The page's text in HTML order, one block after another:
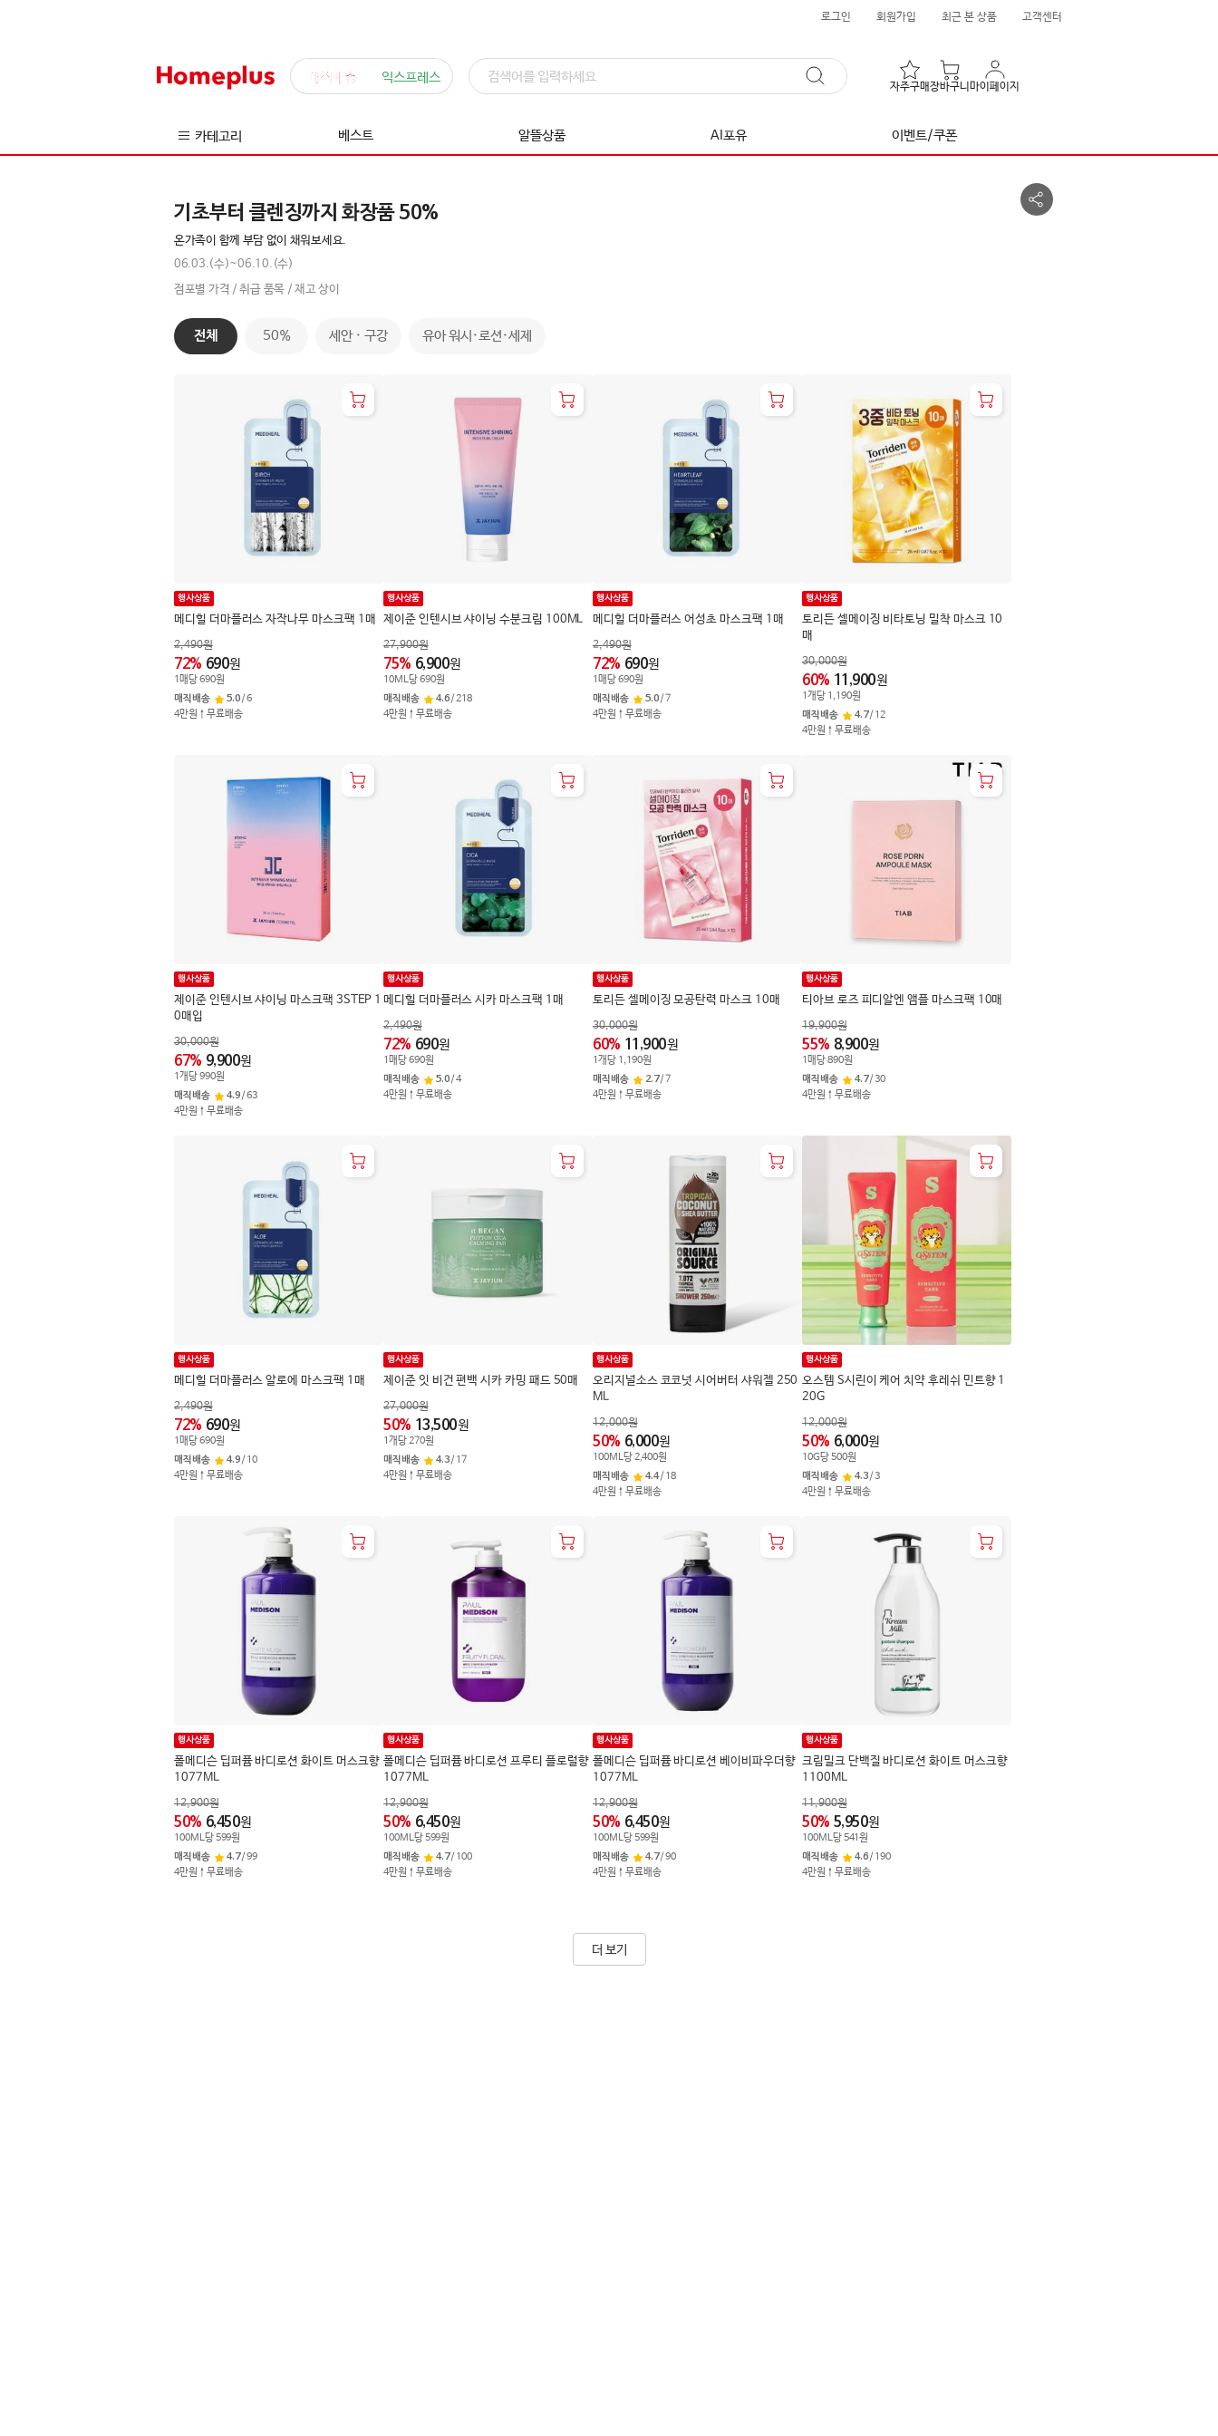
로그인 회원가입 최근 본 상품 고객센터
매직배송 익스프레스
자주구매장바구니 마이페이지
카테고리 베스트 알뜰상품 AI포유 이벤트/쿠폰
기초부터 클렌징까지 화장품 50%
온가족이 함께 부담 없이 채워보세요.
06.03.(수)~06.10.(수)
점포별 가격 / 취급 품목 / 재고 상이
공
유
전체 50% 세안 · 구강 유아 워시·로션·세제
메디힐 더마플러스 자작나무 마스크팩 1매
행사상품
2,490원
72% 690원
1 매당690원
매직배송
5.0/6
4만원↑무료배송
제이준 인텐시브 샤이닝 수분크림 100ML
행사상품
27,900원
75% 6,900원
10ML당690원
매직배송
4.6/218
4만원↑무료배송
메디힐 더마플러스 어성초 마스크팩 1매
행사상품
2,490원
72% 690원
1 매당690원
매직배송
5.0/7
4만원↑무료배송
토리든 셀메이징 비타토닝 밀착 마스크 10
매
행사상품
30,000원
60% 11,900원
1 개당 1,190원
매직배송
4.7/ 12
4만원↑무료배송
제이준 인텐시브 샤이닝 마스크팩 3STEP 1
0매입
행사상품
30,000원
67% 9,900원
1 개당990원
매직배송
4.9/63
4만원↑무료배송
메디힐 더마플러스 시카 마스크팩 1매
행사상품
2,490원
72% 690원
1 매당690원
매직배송
5.0/4
4만원↑무료배송
토리든 셀메이징 모공탄력 마스크 10매
행사상품
30,000원
60% 11,900원
1 개당 1,190원
매직배송
2.7/7
4만원↑무료배송
티아브 로즈 피디알엔 앰플 마스크팩 10매
행사상품
19,900원
55% 8,900원
1 매당890원
매직배송
4.7/30
4만원↑무료배송
메디힐 더마플러스 알로에 마스크팩 1매
행사상품
2,490원
72% 690원
1 매당690원
매직배송
4.9/ 10
4만원↑무료배송
제이준 잇 비건 편백 시카 카밍 패드 50매
행사상품
27,000원
50% 13,500원
1 개당270원
매직배송
4.3/ 17
4만원↑무료배송
오리지널소스 코코넛 시어버터 샤워젤 250
ML
행사상품
12,000원
50% 6,000원
100ML당2,400원
매직배송
4.4/ 18
4만원↑무료배송
오스템 S시린이 케어 치약 후레쉬 민트향 1
20G
행사상품
12,000원
50% 6,000원
10G당500원
매직배송
4.3/3
4만원↑무료배송
폴메디슨 딥퍼퓸 바디로션 화이트 머스크향
1077ML
행사상품
12,900원
50% 6,450원
100ML당599원
매직배송
4.7/99
4만원↑무료배송
폴메디슨 딥퍼퓸 바디로션 프루티 플로럴향
1077ML
행사상품
12,900원
50% 6,450원
100ML당599원
매직배송
4.7/ 100
4만원↑무료배송
폴메디슨 딥퍼퓸 바디로션 베이비파우더향
1077ML
행사상품
12,900원
50% 6,450원
100ML당599원
매직배송
4.7/90
4만원↑무료배송
크림밀크 단백질 바디로션 화이트 머스크향
1100ML
행사상품
11,900원
50% 5,950원
100ML당541원
매직배송
4.6/ 190
4만원↑무료배송
더 보기